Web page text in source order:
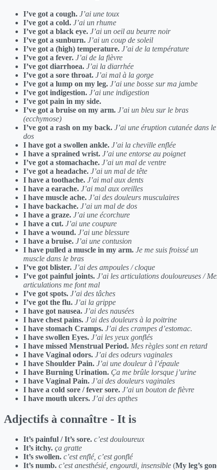
I’ve got a cough. J’ai une toux
I’ve got a cold. J’ai un rhume
I’ve got a black eye. J’ai un oeil au beurre noir
I’ve got a sunburn. J’ai un coup de soleil
I’ve got a (high) temperature. J’ai de la température
I’ve got a fever. J’ai de la fièvre
I’ve got diarrhoea. J’ai la diarrhée
I’ve got a sore throat. J’ai mal à la gorge
I’ve got a lump on my leg. J’ai une bosse sur ma jambe
I’ve got indigestion. J’ai une indigestion
I’ve got pain in my side.
I’ve got a bruise on my arm. J’ai un bleu sur le bras
(ecchymose)
I’ve got a rash on my back. J’ai une éruption cutanée dans le
dos
I have got a swollen ankle. J’ai la cheville enflée
I have a sprained wrist. J’ai une entorse au poignet
I’ve got a stomachache. J’ai un mal de ventre
I’ve got a headache. J’ai un mal de tête
I have a toothache. J’ai mal aux dents
I have a earache. J’ai mal aux oreilles
I have muscle ache. J’ai des douleurs musculaires
I have backache. J’ai un mal de dos
I have a graze. J’ai une écorchure
I have a cut. J’ai une coupure
I have a wound. J’ai une blessure
I have a bruise. J’ai une contusion
I have pulled a muscle in my arm. Je me suis froissé un
muscle dans le bras
I’ve got blister. J’ai des ampoules / cloque
I’ve got painful joints. J’ai les articulations douloureuses /
articulations me font mal
I’ve got spots. J’ai des tâches
I’ve got the flu. J’ai la grippe
I have got nausea. J’ai des nausées
I have chest pains. J’ai des douleurs à la poitrine
I have stomach Cramps. J’ai des crampes d’estomac.
I have swollen Eyes. J’ai les yeux gonflés
I have missed Menstrual Period. Mes règles sont en retard
I have Vaginal odors. J’ai des odeurs vaginales
I have Shoulder Pain. J’ai une douleur à l’épaule
I have Burning Urination. Ça me brûle lorsque j’urine
I have Vaginal Pain. J’ai des douleurs vaginales
I have a cold sore / fever sore. J’ai un bouton de fièvre
I have mouth ulcers. J’ai des apthes
Adjectifs à connaître - It is
It’s painful / It’s sore. c’est douloureux
It’s itchy. ça gratte
It’s swollen. c’est enflé, c’est gonflé
It’s numb. c’est anesthésié, engourdi, insensible (My leg’s